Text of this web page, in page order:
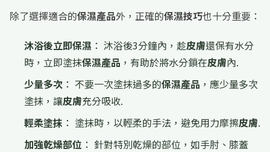
除了選擇適合的保濕產品外，正確的保濕技巧也十分重要：
沐浴後立即保濕 ： 沐浴後3分鐘內，趁皮膚還保有水分
時，立即塗抹保濕產品 ，有助於將水分鎖在皮膚內.
少量多次 ： 不要一次塗抹過多的保濕產品 ，應少量多次
塗抹，讓皮膚充分吸收.
輕柔塗抹 ： 塗抹時，以輕柔的手法，避免用力摩擦皮膚.
加強乾燥部位 ： 針對特別乾燥的部位，如手肘、膝蓋